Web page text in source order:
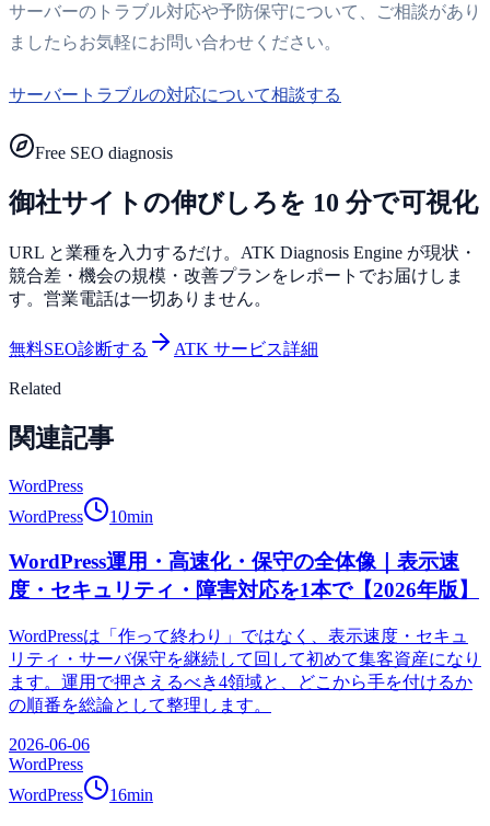
サーバーのトラブル対応や予防保守について、ご相談があり
ましたらお気軽にお問い合わせください。
サーバートラブルの対応について相談する
Free SEO diagnosis
御社サイトの伸びしろを 10 分で可視化
URL と業種を入力するだけ。ATK Diagnosis Engine が現状・
競合差・機会の規模・改善プランをレポートでお届けしま
す。営業電話は一切ありません。
無料SEO診断する ATK サービス詳細
Related
関連記事
WordPress
WordPress
10min
WordPress運用・高速化・保守の全体像｜表示速
度・セキュリティ・障害対応を1本で【2026年版】
WordPressは「作って終わり」ではなく、表示速度・セキュ
リティ・サーバ保守を継続して回して初めて集客資産になり
ます。運用で押さえるべき4領域と、どこから手を付けるか
の順番を総論として整理します。
2026-06-06
WordPress
WordPress
16min